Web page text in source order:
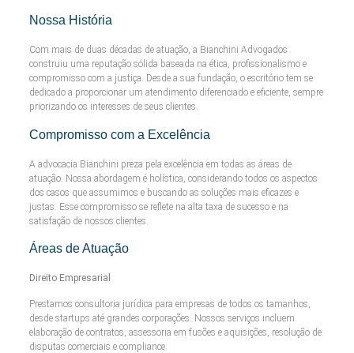
Nossa História
Com mais de duas décadas de atuação, a Bianchini Advogados
construiu uma reputação sólida baseada na ética, profissionalismo e
compromisso com a justiça. Desde a sua fundação, o escritório tem se
dedicado a proporcionar um atendimento diferenciado e eficiente, sempre
priorizando os interesses de seus clientes.
Compromisso com a Excelência
A advocacia Bianchini preza pela excelência em todas as áreas de
atuação. Nossa abordagem é holística, considerando todos os aspectos
dos casos que assumimos e buscando as soluções mais eficazes e
justas. Esse compromisso se reflete na alta taxa de sucesso e na
satisfação de nossos clientes.
Áreas de Atuação
Direito Empresarial
Prestamos consultoria jurídica para empresas de todos os tamanhos,
desde startups até grandes corporações. Nossos serviços incluem
elaboração de contratos, assessoria em fusões e aquisições, resolução de
disputas comerciais e compliance.